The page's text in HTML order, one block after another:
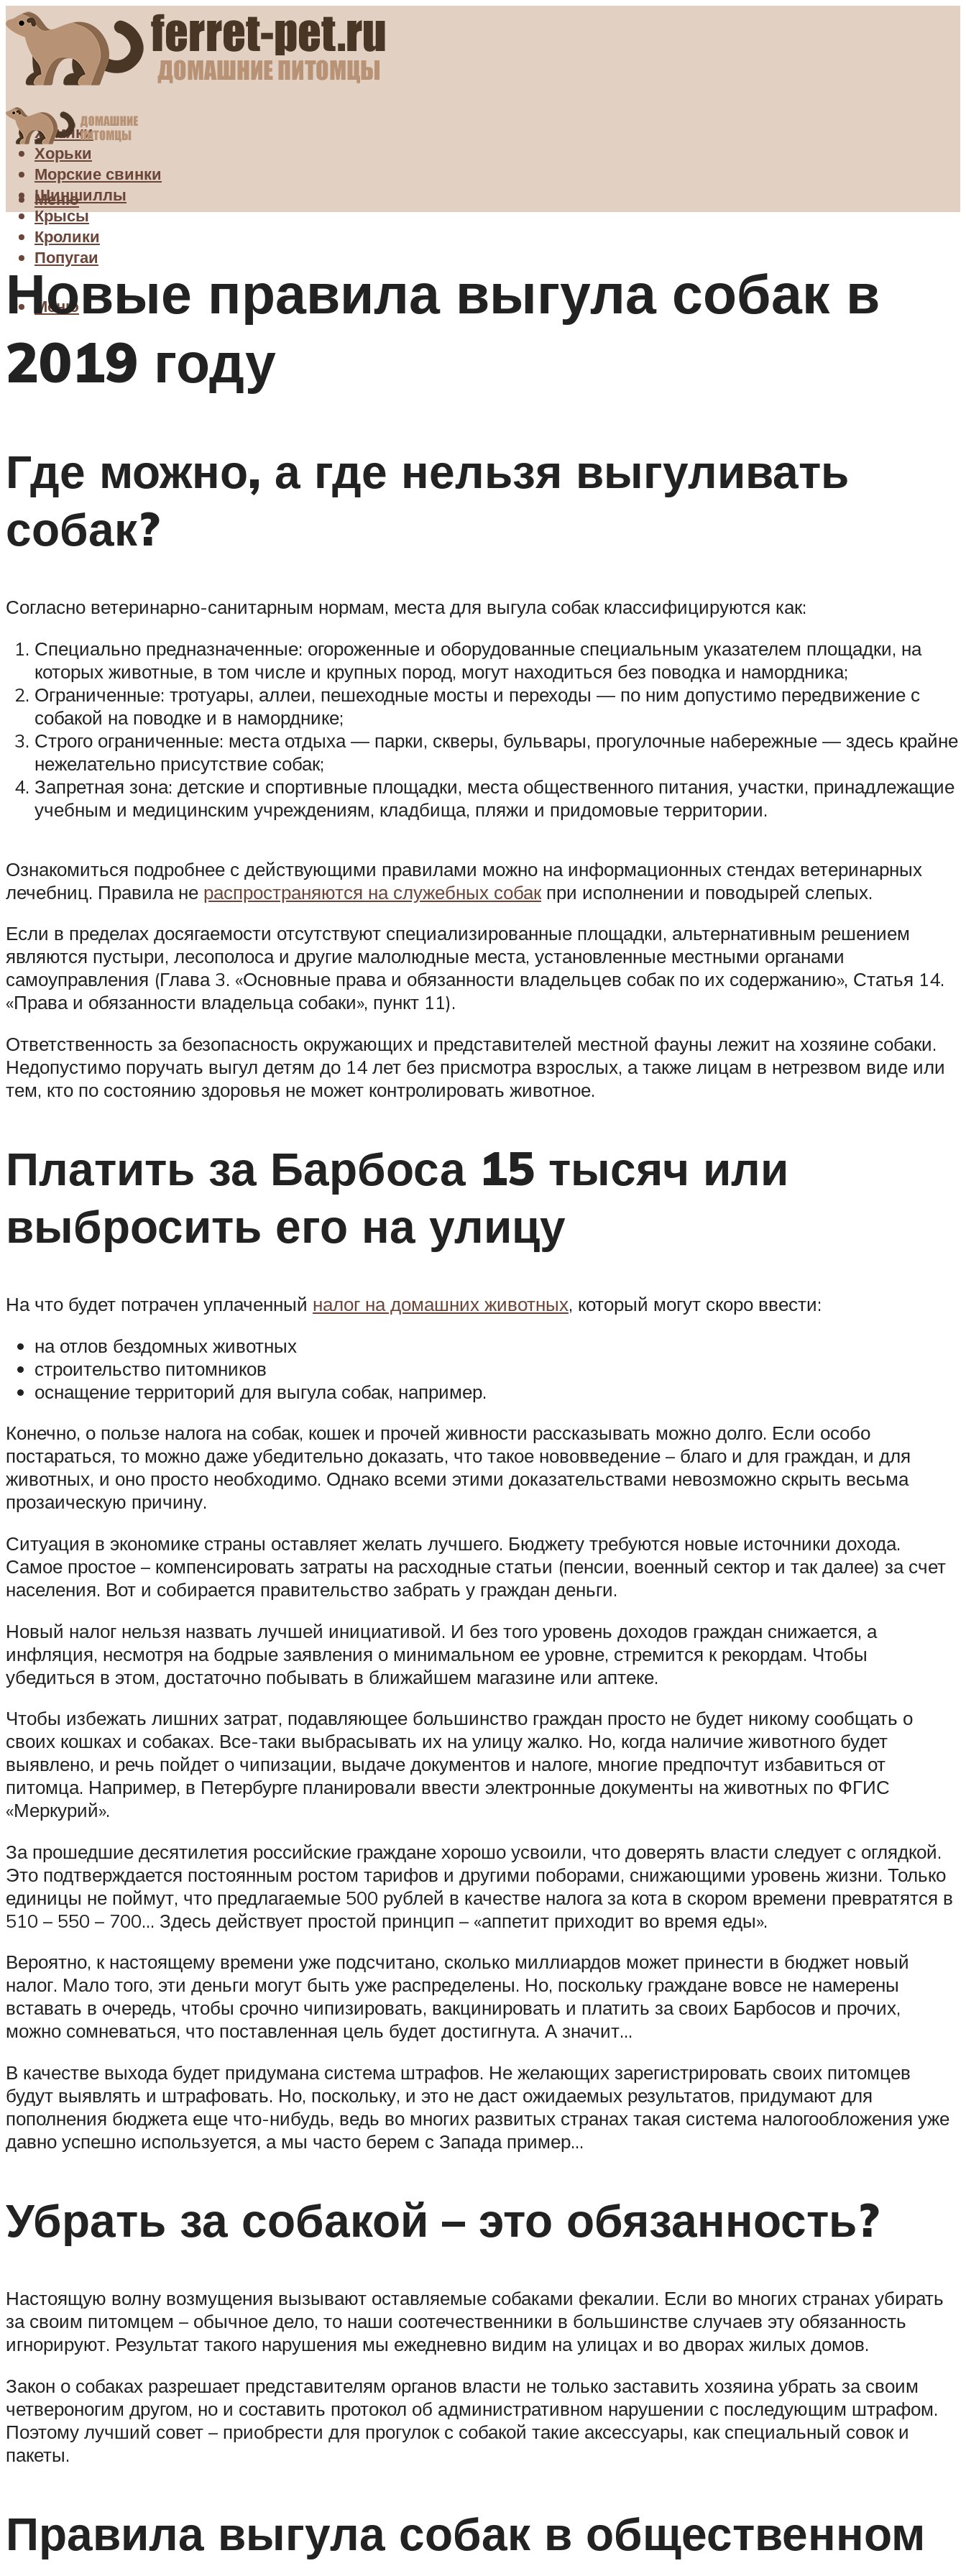
Хомяки
Хорьки
Морские свинки
Шиншиллы
Крысы
Кролики
Попугаи
Меню
Меню
Новые правила выгула собак в
2019 году
Где можно, а где нельзя выгуливать
собак?
Согласно ветеринарно-санитарным нормам, места для выгула собак классифицируются как:
Специально предназначенные: огороженные и оборудованные специальным указателем площадки, на
которых животные, в том числе и крупных пород, могут находиться без поводка и намордника;
Ограниченные: тротуары, аллеи, пешеходные мосты и переходы — по ним допустимо передвижение с
собакой на поводке и в наморднике;
Строго ограниченные: места отдыха — парки, скверы, бульвары, прогулочные набережные — здесь крайне
нежелательно присутствие собак;
Запретная зона: детские и спортивные площадки, места общественного питания, участки, принадлежащие
учебным и медицинским учреждениям, кладбища, пляжи и придомовые территории.
Ознакомиться подробнее с действующими правилами можно на информационных стендах ветеринарных
лечебниц. Правила не распространяются на служебных собак при исполнении и поводырей слепых.
Если в пределах досягаемости отсутствуют специализированные площадки, альтернативным решением
являются пустыри, лесополоса и другие малолюдные места, установленные местными органами
самоуправления (Глава 3. «Основные права и обязанности владельцев собак по их содержанию», Статья 14.
«Права и обязанности владельца собаки», пункт 11).
Ответственность за безопасность окружающих и представителей местной фауны лежит на хозяине собаки.
Недопустимо поручать выгул детям до 14 лет без присмотра взрослых, а также лицам в нетрезвом виде или
тем, кто по состоянию здоровья не может контролировать животное.
Платить за Барбоса 15 тысяч или
выбросить его на улицу
На что будет потрачен уплаченный налог на домашних животных, который могут скоро ввести:
на отлов бездомных животных
строительство питомников
оснащение территорий для выгула собак, например.
Конечно, о пользе налога на собак, кошек и прочей живности рассказывать можно долго. Если особо
постараться, то можно даже убедительно доказать, что такое нововведение – благо и для граждан, и для
животных, и оно просто необходимо. Однако всеми этими доказательствами невозможно скрыть весьма
прозаическую причину.
Ситуация в экономике страны оставляет желать лучшего. Бюджету требуются новые источники дохода.
Самое простое – компенсировать затраты на расходные статьи (пенсии, военный сектор и так далее) за счет
населения. Вот и собирается правительство забрать у граждан деньги.
Новый налог нельзя назвать лучшей инициативой. И без того уровень доходов граждан снижается, а
инфляция, несмотря на бодрые заявления о минимальном ее уровне, стремится к рекордам. Чтобы
убедиться в этом, достаточно побывать в ближайшем магазине или аптеке.
Чтобы избежать лишних затрат, подавляющее большинство граждан просто не будет никому сообщать о
своих кошках и собаках. Все-таки выбрасывать их на улицу жалко. Но, когда наличие животного будет
выявлено, и речь пойдет о чипизации, выдаче документов и налоге, многие предпочтут избавиться от
питомца. Например, в Петербурге планировали ввести электронные документы на животных по ФГИС
«Меркурий».
За прошедшие десятилетия российские граждане хорошо усвоили, что доверять власти следует с оглядкой.
Это подтверждается постоянным ростом тарифов и другими поборами, снижающими уровень жизни. Только
единицы не поймут, что предлагаемые 500 рублей в качестве налога за кота в скором времени превратятся в
510 – 550 – 700… Здесь действует простой принцип – «аппетит приходит во время еды».
Вероятно, к настоящему времени уже подсчитано, сколько миллиардов может принести в бюджет новый
налог. Мало того, эти деньги могут быть уже распределены. Но, поскольку граждане вовсе не намерены
вставать в очередь, чтобы срочно чипизировать, вакцинировать и платить за своих Барбосов и прочих,
можно сомневаться, что поставленная цель будет достигнута. А значит…
В качестве выхода будет придумана система штрафов. Не желающих зарегистрировать своих питомцев
будут выявлять и штрафовать. Но, поскольку, и это не даст ожидаемых результатов, придумают для
пополнения бюджета еще что-нибудь, ведь во многих развитых странах такая система налогообложения уже
давно успешно используется, а мы часто берем с Запада пример…
Убрать за собакой – это обязанность?
Настоящую волну возмущения вызывают оставляемые собаками фекалии. Если во многих странах убирать
за своим питомцем – обычное дело, то наши соотечественники в большинстве случаев эту обязанность
игнорируют. Результат такого нарушения мы ежедневно видим на улицах и во дворах жилых домов.
Закон о собаках разрешает представителям органов власти не только заставить хозяина убрать за своим
четвероногим другом, но и составить протокол об административном нарушении с последующим штрафом.
Поэтому лучший совет – приобрести для прогулок с собакой такие аксессуары, как специальный совок и
пакеты.
Правила выгула собак в общественном